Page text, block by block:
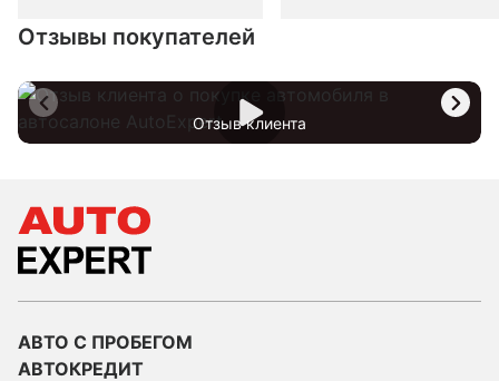
Отзывы покупателей
Отзыв клиента
АВТО С ПРОБЕГОМ
АВТОКРЕДИТ